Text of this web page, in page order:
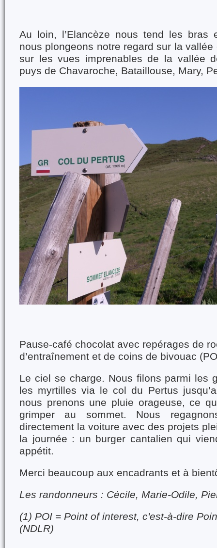
Au loin, l’Elancèze nous tend les bras
nous plongeons notre regard sur la
sur les vues imprenables de la vallée
puys de Chavaroche, Bataillouse, Mary,
Pause-café chocolat avec repérages de
d’entraînement et de coins de bivouac
Le ciel se charge. Nous filons parmi les
les myrtilles via le col du Pertus
nous prenons une pluie orageuse, ce
grimper au sommet. Nous
directement la voiture avec des projets
la journée : un burger cantalien qui
appétit.
Merci beaucoup aux encadrants et à
Les randonneurs : Cécile, Marie-Odile,
(1) POI = Point of interest, c'est-à-dire
(NDLR)